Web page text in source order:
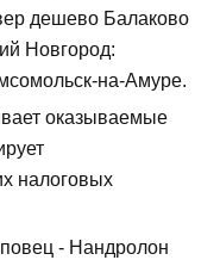
дешево Балаково
Новгород:
на-Амуре.
оказываемые
налоговых
- Нандролон